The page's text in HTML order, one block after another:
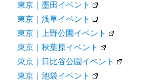
東京｜墨田イベント
東京｜浅草イベント
東京｜上野公園イベント
東京｜秋葉原イベント
東京｜日比谷公園イベント
東京｜池袋イベント